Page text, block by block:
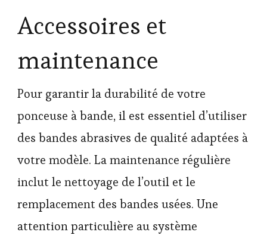
Accessoires et
maintenance
Pour garantir la durabilité de votre
ponceuse à bande, il est essentiel d’utiliser
des bandes abrasives de qualité adaptées à
votre modèle. La maintenance régulière
inclut le nettoyage de l’outil et le
remplacement des bandes usées. Une
attention particulière au système